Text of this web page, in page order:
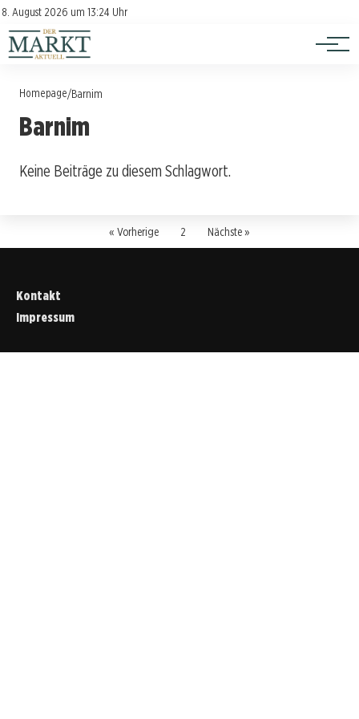
8. August 2026 um 13:24 Uhr
Kontakt
Impressum
Investition
Verbraucherschutz
Homepage/Barnim
Barnim
Keine Beiträge zu diesem Schlagwort.
« Vorherige 2 Nächste »
Kontakt
Impressum